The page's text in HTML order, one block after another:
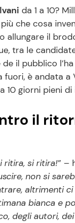
da 1 a 10?
che cosa
allungare il
tra le
il pubblico
è andata
10 giorni pieni di
il
ritira, si ritira!” –
non si
altrimenti
bianca e
degli autori,